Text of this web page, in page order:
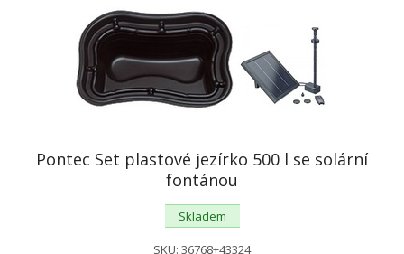
Pontec Set plastové jezírko 500 l se solární
fontánou
Skladem
SKU: 36768+43324